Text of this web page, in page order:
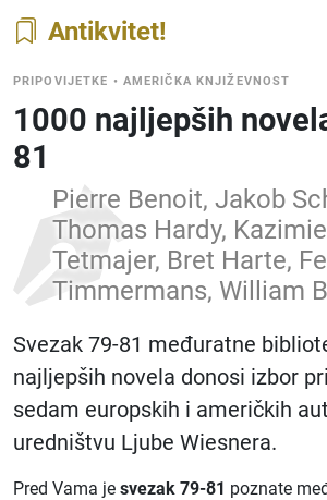
Antikvitet
PRIPOVIJETKE • AMERIČKA KNJIŽEVNOST
1000 najljepših
81
Pierre Benoit, Jakob
Thomas Hardy,
Tetmajer, Bret Harte,
Timmermans, William
Svezak 79-81 međuratne
najljepših novela donosi izbor
sedam europskih i američkih
uredništvu Ljube Wiesnera.
Pred Vama je svezak 79-81 poznate